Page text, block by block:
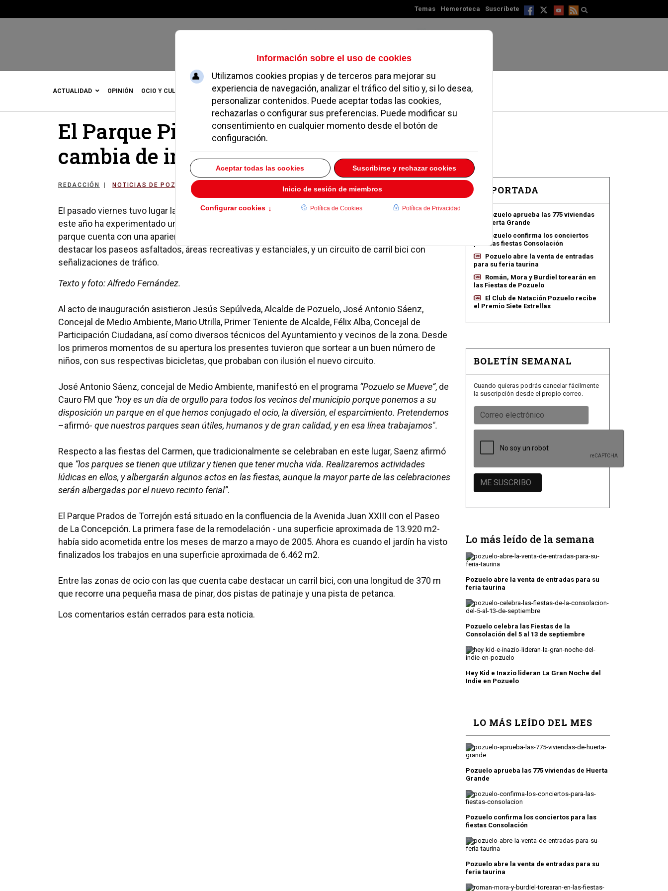
Temas Hemeroteca Suscríbete
Viernes, 07 de agosto de 2026
ACTUALIDAD OPINIÓN OCIO Y CULTURA DEPORTES MADRID NOROESTE SOCIEDAD MAGAZINE SERVICIOS
El Parque Pinar Prados de Torrejón
cambia de imagen
REDACCIÓN NOTICIAS DE POZUELO
El pasado viernes tuvo lugar la inauguración del Parque Pinar Prados de Torrejón, que a lo largo de
este año ha experimentado una profunda remodelación • Presidido por un olivo centenario, el
parque cuenta con una apariencia totalmente novedosa • Entre las principales novedades cabe
destacar los paseos asfaltados, áreas recreativas y estanciales, y un circuito de carril bici con
señalizaciones de tráfico.
Texto y foto: Alfredo Fernández.
Al acto de inauguración asistieron Jesús Sepúlveda, Alcalde de Pozuelo, José Antonio Sáenz,
Concejal de Medio Ambiente, Mario Utrilla, Primer Teniente de Alcalde, Félix Alba, Concejal de
Participación Ciudadana, así como diversos técnicos del Ayuntamiento y vecinos de la zona. Desde
los primeros momentos de su apertura los presentes tuvieron que sortear a un buen número de
niños, con sus respectivas bicicletas, que probaban con ilusión el nuevo circuito.
José Antonio Sáenz, concejal de Medio Ambiente, manifestó en el programa “Pozuelo se Mueve”, de
Cauro FM que “hoy es un día de orgullo para todos los vecinos del municipio porque ponemos a su
disposición un parque en el que hemos conjugado el ocio, la diversión, el esparcimiento. Pretendemos
–afirmó- que nuestros parques sean útiles, humanos y de gran calidad, y en esa línea trabajamos".
Respecto a las fiestas del Carmen, que tradicionalmente se celebraban en este lugar, Saenz afirmó
que “los parques se tienen que utilizar y tienen que tener mucha vida. Realizaremos actividades
lúdicas en ellos, y albergarán algunos actos en las fiestas, aunque la mayor parte de las celebraciones
serán albergadas por el nuevo recinto ferial”.
El Parque Prados de Torrejón está situado en la confluencia de la Avenida Juan XXIII con el Paseo
de La Concepción. La primera fase de la remodelación - una superficie aproximada de 13.920 m2-
había sido acometida entre los meses de marzo a mayo de 2005. Ahora es cuando el jardín ha visto
finalizados los trabajos en una superficie aproximada de 6.462 m2.
Entre las zonas de ocio con las que cuenta cabe destacar un carril bici, con una longitud de 370 m
que recorre una pequeña masa de pinar, dos pistas de patinaje y una pista de petanca.
Los comentarios están cerrados para esta noticia.
EN PORTADA
Pozuelo aprueba las 775 viviendas
de Huerta Grande
Pozuelo confirma los conciertos
para las fiestas Consolación
Pozuelo abre la venta de entradas
para su feria taurina
Román, Mora y Burdiel torearán en
las Fiestas de Pozuelo
El Club de Natación Pozuelo recibe
el Premio Siete Estrellas
BOLETÍN SEMANAL
Cuando quieras podrás cancelar fácilmente
la suscripción desde el propio correo.
Lo más leído de la semana
Pozuelo abre la venta de entradas para su
feria taurina
Pozuelo celebra las Fiestas de la
Consolación del 5 al 13 de septiembre
Hey Kid e Inazio lideran La Gran Noche del
Indie en Pozuelo
LO MÁS LEÍDO DEL MES
Pozuelo aprueba las 775 viviendas de Huerta
Grande
Pozuelo confirma los conciertos para las
fiestas Consolación
Pozuelo abre la venta de entradas para su
feria taurina